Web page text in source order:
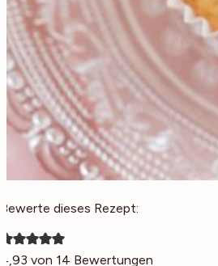
Bewerte dieses Rezept:
4,93 von 14 Bewertungen